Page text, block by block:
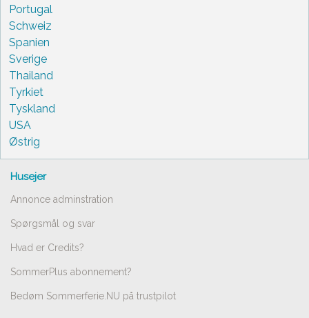
Portugal
Schweiz
Spanien
Sverige
Thailand
Tyrkiet
Tyskland
USA
Østrig
Husejer
Annonce adminstration
Spørgsmål og svar
Hvad er Credits?
SommerPlus abonnement?
Bedøm Sommerferie.NU på trustpilot